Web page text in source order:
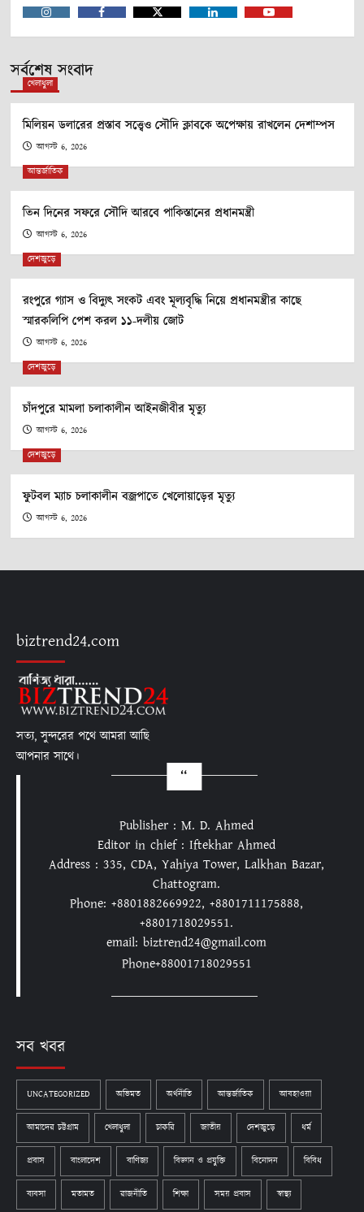
Instagram Facebook Twitter Linkedin Youtube
সর্বশেষ সংবাদ
খেলাধুলা
মিলিয়ন ডলারের প্রস্তাব সত্ত্বেও সৌদি ক্লাবকে অপেক্ষায় রাখলেন দেশাম্পস
আগস্ট 6, 2026
আন্তর্জাতিক
তিন দিনের সফরে সৌদি আরবে পাকিস্তানের প্রধানমন্ত্রী
আগস্ট 6, 2026
দেশজুড়ে
রংপুরে গ্যাস ও বিদ্যুৎ সংকট এবং মূল্যবৃদ্ধি নিয়ে প্রধানমন্ত্রীর কাছে
স্মারকলিপি পেশ করল ১১-দলীয় জোট
আগস্ট 6, 2026
দেশজুড়ে
চাঁদপুরে মামলা চলাকালীন আইনজীবীর মৃত্যু
আগস্ট 6, 2026
দেশজুড়ে
ফুটবল ম্যাচ চলাকালীন বজ্রপাতে খেলোয়াড়ের মৃত্যু
আগস্ট 6, 2026
biztrend24.com
সত্য, সুন্দরের পথে আমরা আছি
আপনার সাথে।
Publisher : M. D. Ahmed
Editor in chief : Iftekhar Ahmed
Address : 335, CDA, Yahiya Tower, Lalkhan Bazar,
Chattogram.
Phone: +8801882669922, +8801711175888,
+8801718029551.
email: biztrend24@gmail.com
Phone+88001718029551
সব খবর
UNCATEGORIZED অভিমত অর্থনীতি আন্তর্জাতিক আবহাওয়া
আমাদের চট্টগ্রাম খেলাধুলা চাকরি জাতীয় দেশজুড়ে ধর্ম
প্রবাস বাংলাদেশ বাণিজ্য বিজ্ঞান ও প্রযুক্তি বিনোদন বিবিধ
ব্যবসা মতামত রাজনীতি শিক্ষা সময় প্রবাস স্বাস্থ্য